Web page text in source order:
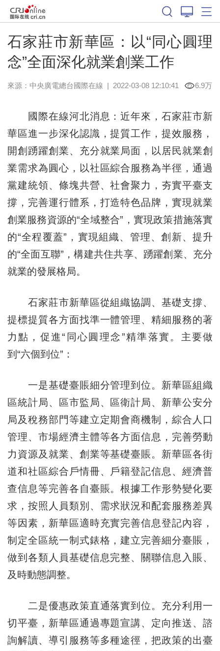
石家莊市新華區：以“同心圓理
念”全面深化就業創業工作
來源：中央廣電總台國際在線 | 2022-03-08 12:10:41 6.9万
國際在線河北消息：近年來，石家莊市新
華區進一步深化認識，提質工作，提效服務，
開創踴躍創業、充分就業局面，以居民就業創
業需求為圓心，以社區綜合服務為半徑，通過
黨建統領、條塊共營、社會聚力，夯實平臺支
撐，完善運行體系，打造特色品牌，實現就業
創業服務資源的“全域整合”，實現政策措施落實
的“全程覆蓋”，實現組織、管理、創新、提升
的“全面互聯”，構建共住共享、踴躍創業、充分
就業的發展格局。
石家莊市新華區從組織協調、基礎支撐、
提標提質各方面找準一體管理、精細服務的著
力點，促進“同心圓理念”精準落實。主要做
到“六個到位”：
一是基礎臺賬細分管理到位。新華區組織
區統計局、區市監局、區衛計局、新華公安分
局及稅務部門等建立定期會商機制，綜合人口
管理、市場經濟主體等各方面信息，完善勞動
力資源及就業、創業等基礎臺賬。新華區各街
道和社區綜合戶情冊、戶籍登記信息、經濟普
查信息等完善各自臺賬。根據工作形勢變化要
求，按照人員類別、需求狀況和配套服務差異
等因素，新華區適時充實完善信息登記內容，
制定全區統一制式錶格，建立完善細分臺賬，
做到各類人員基礎信息完整、關聯信息入賬、
及時動態調整。
二是優惠政策直通落實到位。充分利用一
切平臺，新華區通過專題宣講、定向推送、諮
詢解讀、導引服務等多種途徑，把政策的出臺